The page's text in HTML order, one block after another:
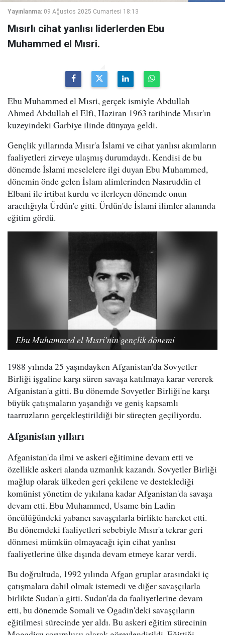
Yayınlanma: 09 Ağustos 2025 Cumartesi 18:13
Mısırlı cihat yanlısı liderlerden Ebu
Muhammed el Mısri.
Ebu Muhammed el Mısri, gerçek ismiyle Abdullah
Ahmed Abdullah el Elfi, Haziran 1963 tarihinde Mısır'ın
kuzeyindeki Garbiye ilinde dünyaya geldi.
Gençlik yıllarında Mısır'a İslami ve cihat yanlısı akımların
faaliyetleri zirveye ulaşmış durumdaydı. Kendisi de bu
dönemde İslami meselelere ilgi duyan Ebu Muhammed,
dönemin önde gelen İslam alimlerinden Nasıruddin el
Elbani ile irtibat kurdu ve ilerleyen dönemde onun
aracılığıyla Ürdün'e gitti. Ürdün'de İslami ilimler alanında
eğitim gördü.
Ebu Muhammed el Mısri'nin gençlik dönemi
1988 yılında 25 yaşındayken Afganistan'da Sovyetler
Birliği işgaline karşı süren savaşa katılmaya karar vererek
Afganistan'a gitti. Bu dönemde Sovyetler Birliği'ne karşı
büyük çatışmaların yaşandığı ve geniş kapsamlı
taarruzların gerçekleştirildiği bir süreçten geçiliyordu.
Afganistan yılları
Afganistan'da ilmi ve askeri eğitimine devam etti ve
özellikle askeri alanda uzmanlık kazandı. Sovyetler Birliği
mağlup olarak ülkeden geri çekilene ve desteklediği
komünist yönetim de yıkılana kadar Afganistan'da savaşa
devam etti. Ebu Muhammed, Usame bin Ladin
öncülüğündeki yabancı savaşçılarla birlikte hareket etti.
Bu dönemdeki faaliyetleri sebebiyle Mısır'a tekrar geri
dönmesi mümkün olmayacağı için cihat yanlısı
faaliyetlerine ülke dışında devam etmeye karar verdi.
Bu doğrultuda, 1992 yılında Afgan gruplar arasındaki iç
çatışmalara dahil olmak istemedi ve diğer savaşçılarla
birlikte Sudan'a gitti. Sudan'da da faaliyetlerine devam
etti, bu dönemde Somali ve Ogadin'deki savaşçıların
eğitilmesi sürecinde yer aldı. Bu askeri eğitim sürecinin